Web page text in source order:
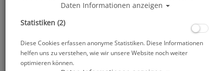
Daten Informationen anzeigen
Statistiken (2)
Diese Cookies erfassen anonyme Statistiken. Diese Informationen
helfen uns zu verstehen, wie wir unsere Website noch weiter
optimieren können.